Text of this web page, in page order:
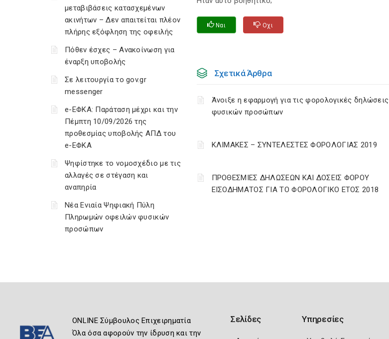
μεταβιβάσεις κατασχεμένων
ακινήτων – Δεν απαιτείται πλέον
πλήρης εξόφληση της οφειλής
Πόθεν έσχες – Ανακοίνωση για
έναρξη υποβολής
Σε λειτουργία το gov.gr
messenger
e-ΕΦΚΑ: Παράταση μέχρι και την
Πέμπτη 10/09/2026 της
προθεσμίας υποβολής ΑΠΔ του
e-ΕΦΚΑ
Ψηφίστηκε το νομοσχέδιο με τις
αλλαγές σε στέγαση και
αναπηρία
Νέα Ενιαία Ψηφιακή Πύλη
Πληρωμών οφειλών φυσικών
προσώπων
Ναι Οχι
Σχετικά Άρθρα
Άνοιξε η εφαρμογή για τις φορολογικές δηλώσεις
φυσικών προσώπων
ΚΛΙΜΑΚΕΣ – ΣΥΝΤΕΛΕΣΤΕΣ ΦΟΡΟΛΟΓΙΑΣ 2019
ΠΡΟΘΕΣΜΙΕΣ ΔΗΛΩΣΕΩΝ ΚΑΙ ΔΟΣΕΙΣ ΦΟΡΟΥ
ΕΙΣΟΔΗΜΑΤΟΣ ΓΙΑ ΤΟ ΦΟΡΟΛΟΓΙΚΟ ΕΤΟΣ 2018
ONLINE Σύμβουλος Επιχειρηματία
Όλα όσα αφορούν την ίδρυση και την
Σελίδες Υπηρεσίες